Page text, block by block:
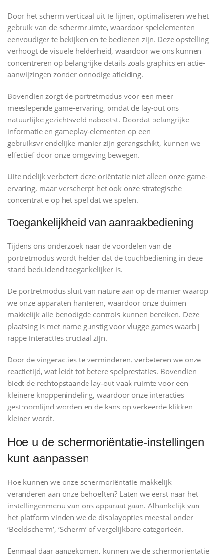
Door het scherm verticaal uit te lijnen, optimaliseren we het
gebruik van de schermruimte, waardoor spelelementen
eenvoudiger te bekijken en te bedienen zijn. Deze opstelling
verhoogt de visuele helderheid, waardoor we ons kunnen
concentreren op belangrijke details zoals graphics en actie-
aanwijzingen zonder onnodige afleiding.
Bovendien zorgt de portretmodus voor een meer
meeslepende game-ervaring, omdat de lay-out ons
natuurlijke gezichtsveld nabootst. Doordat belangrijke
informatie en gameplay-elementen op een
gebruiksvriendelijke manier zijn gerangschikt, kunnen we
effectief door onze omgeving bewegen.
Uiteindelijk verbetert deze oriëntatie niet alleen onze game-
ervaring, maar verscherpt het ook onze strategische
concentratie op het spel dat we spelen.
Toegankelijkheid van aanraakbediening
Tijdens ons onderzoek naar de voordelen van de
portretmodus wordt helder dat de touchbediening in deze
stand beduidend toegankelijker is.
De portretmodus sluit van nature aan op de manier waarop
we onze apparaten hanteren, waardoor onze duimen
makkelijk alle benodigde controls kunnen bereiken. Deze
plaatsing is met name gunstig voor vlugge games waarbij
rappe interacties cruciaal zijn.
Door de vingeracties te verminderen, verbeteren we onze
reactietijd, wat leidt tot betere spelprestaties. Bovendien
biedt de rechtopstaande lay-out vaak ruimte voor een
kleinere knoppenindeling, waardoor onze interacties
gestroomlijnd worden en de kans op verkeerde klikken
kleiner wordt.
Hoe u de schermoriëntatie-instellingen
kunt aanpassen
Hoe kunnen we onze schermoriëntatie makkelijk
veranderen aan onze behoeften? Laten we eerst naar het
instellingenmenu van ons apparaat gaan. Afhankelijk van
het platform vinden we de displayopties meestal onder
‘Beeldscherm’, ‘Scherm’ of vergelijkbare categorieën.
Eenmaal daar aangekomen, kunnen we de schermoriëntatie